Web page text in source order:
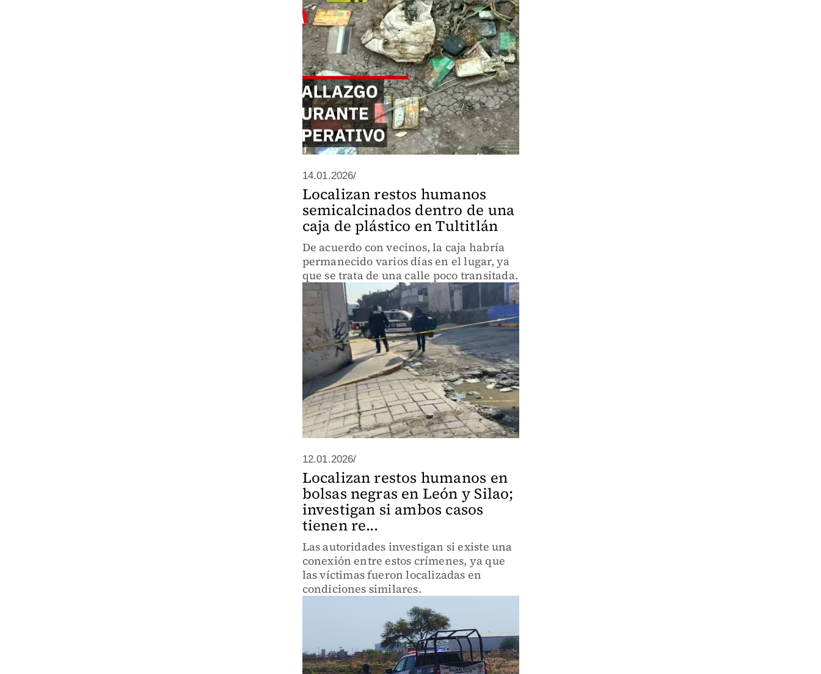
14.01.2026/
Localizan restos humanos
semicalcinados dentro de una
caja de plástico en Tultitlán
De acuerdo con vecinos, la caja habría
permanecido varios días en el lugar, ya
que se trata de una calle poco transitada.
12.01.2026/
Localizan restos humanos en
bolsas negras en León y Silao;
investigan si ambos casos
tienen re...
Las autoridades investigan si existe una
conexión entre estos crímenes, ya que
las víctimas fueron localizadas en
condiciones similares.